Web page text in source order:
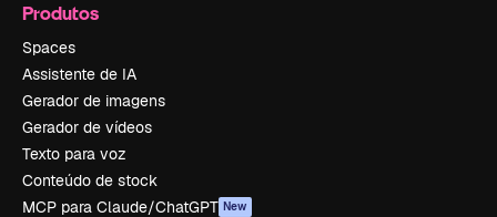
Produtos
Spaces
Assistente de IA
Gerador de imagens
Gerador de vídeos
Texto para voz
Conteúdo de stock
MCP para Claude/ChatGPT New